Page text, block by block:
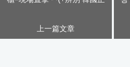
上一篇文章